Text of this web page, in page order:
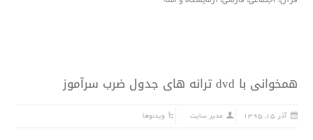
همخوانى با dvd ترانه هاى جدول ضرب سرآموز
آذر ۱۵, ۱۳۹۵ مدیر سایت ویدئوها